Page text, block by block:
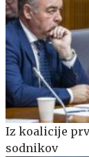
Iz koalicije
sodnikov